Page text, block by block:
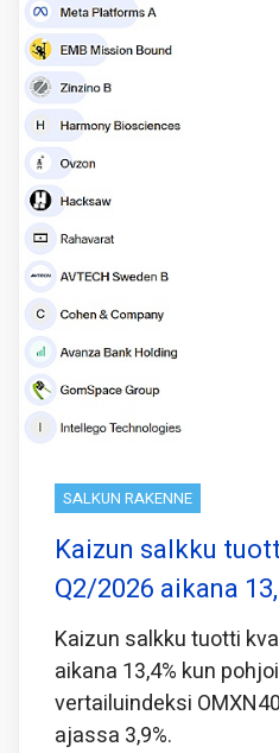
SALKUN RAKENNE
Kaizun salkku
Q2/2026 aikana
Kaizun salkku tuotti
aikana 13,4% kun
vertailuindeksi
ajassa 3,9%.